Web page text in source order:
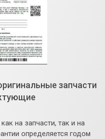
запчасти
на запчасти, так и на
определяется годом